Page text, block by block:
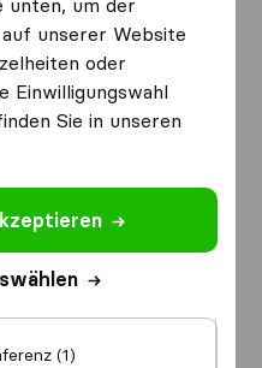
unten, um der
unserer Website
oder
Einwilligungswahl
Sie in unseren
(1)
jetzt und
hin?